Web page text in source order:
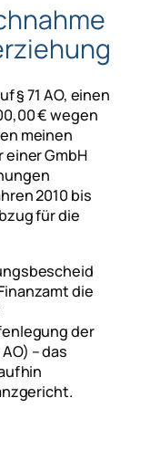
§ 71 AO, einen
€ wegen
meinen
GmbH
2010 bis
für die
die
der
– das